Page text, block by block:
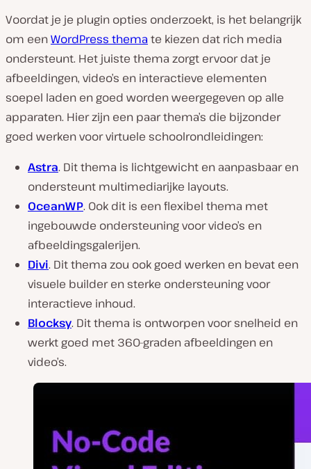
Voordat je je plugin opties onderzoekt, is het belangrijk
om eenWordPress themate kiezen dat rich media
ondersteunt. Het juiste thema zorgt ervoor dat je
afbeeldingen, video’s en interactieve elementen
soepel laden en goed worden weergegeven op alle
apparaten. Hier zijn een paar thema’s die bijzonder
goed werken voor virtuele schoolrondleidingen:
Astra. Dit thema is lichtgewicht en aanpasbaar en
ondersteunt multimediarijke layouts.
OceanWP. Ook dit is een flexibel thema met
ingebouwde ondersteuning voor video’s en
afbeeldingsgalerijen.
Divi. Dit thema zou ook goed werken en bevat een
visuele builder en sterke ondersteuning voor
interactieve inhoud.
Blocksy. Dit thema is ontworpen voor snelheid en
werkt goed met 360-graden afbeeldingen en
video’s.